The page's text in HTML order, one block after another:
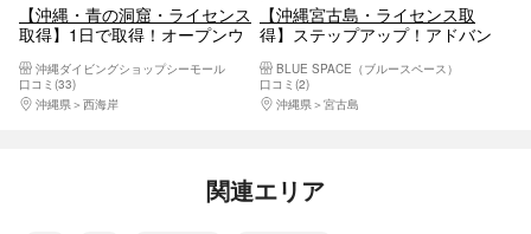
【沖縄・青の洞窟・ライセンス
取得】1日で取得！オープンウ
沖縄ダイビングショップシーモール
口コミ(33)
沖縄県
西海岸
【沖縄宮古島・ライセンス取
得】ステップアップ！アドバン
プラン
BLUE SPACE（ブルースペース）
口コミ(2)
沖縄県
宮古島
関連エリア